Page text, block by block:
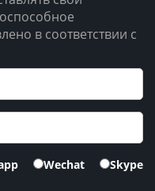
в соответствии с
Wechat
Skype